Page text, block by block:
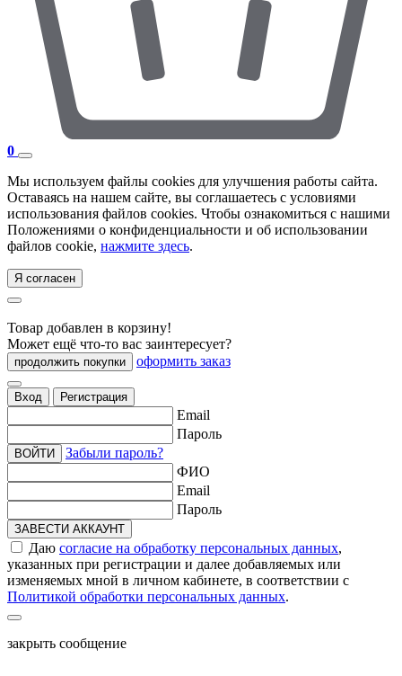
0
Мы используем файлы cookies для улучшения работы сайта.
Оставаясь на нашем сайте, вы соглашаетесь с условиями
использования файлов cookies. Чтобы ознакомиться с нашими
Положениями о конфиденциальности и об использовании
файлов cookie, нажмите здесь.
Я согласен
Товар добавлен в корзину!
Может ещё что-то вас заинтересует?
продолжить покупки оформить заказ
Вход Регистрация
Email
Пароль
ВОЙТИ
Забыли пароль?
ФИО
Email
Пароль
ЗАВЕСТИ АККАУНТ
Даю согласие на обработку персональных данных,
указанных при регистрации и далее добавляемых или
изменяемых мной в личном кабинете, в соответствии с
Политикой обработки персональных данных.
закрыть сообщение